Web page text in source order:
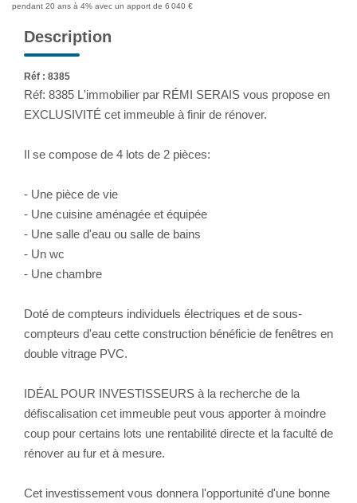
pendant 20 ans à 4% avec un apport de 6 040 €
Description
Réf : 8385
Réf: 8385 L'immobilier par RÉMI SERAIS vous propose en
EXCLUSIVITÉ cet immeuble à finir de rénover.
Il se compose de 4 lots de 2 pièces:
- Une pièce de vie
- Une cuisine aménagée et équipée
- Une salle d'eau ou salle de bains
- Un wc
- Une chambre
Doté de compteurs individuels électriques et de sous-
compteurs d'eau cette construction bénéficie de fenêtres en
double vitrage PVC.
IDÉAL POUR INVESTISSEURS à la recherche de la
défiscalisation cet immeuble peut vous apporter à moindre
coup pour certains lots une rentabilité directe et la faculté de
rénover au fur et à mesure.
Cet investissement vous donnera l'opportunité d'une bonne